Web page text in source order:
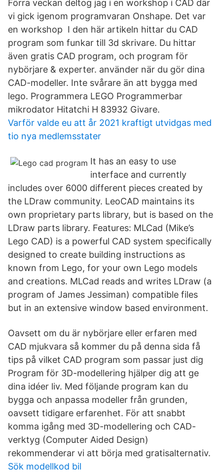
Förra veckan deltog jag i en workshop i CAD där
vi gick igenom programvaran Onshape. Det var
en workshop I den här artikeln hittar du CAD
program som funkar till 3d skrivare. Du hittar
även gratis CAD program, och program för
nybörjare & experter. använder när du gör dina
CAD-modeller. Inte svårare än att bygga med
lego. Programmera LEGO Programmerbar
mikrodator Hitatchi H 83932 Givare.
Varför valde eu att år 2021 kraftigt utvidgas med
tio nya medlemsstater
It has an easy to use
interface and currently
includes over 6000 different pieces created by
the ​LDraw community. LeoCAD maintains its
own proprietary parts library, but is based on the
LDraw parts library. Features: MLCad (Mike’s
Lego CAD) is a powerful CAD system specifically
designed to create building instructions as
known from Lego, for your own Lego models
and creations. MLCad reads and writes LDraw (a
program of James Jessiman) compatible files
but in an extensive window based environment.
Oavsett om du är nybörjare eller erfaren med
CAD mjukvara så kommer du på denna sida få
tips på vilket CAD program som passar just dig
Program för 3D-modellering hjälper dig att ge
dina idéer liv. Med följande program kan du
bygga och anpassa modeller från grunden,
oavsett tidigare erfarenhet. För att snabbt
komma igång med 3D-modellering och CAD-
verktyg (Computer Aided Design)
rekommenderar vi att börja med gratisalternativ.
Sök modellkod bil